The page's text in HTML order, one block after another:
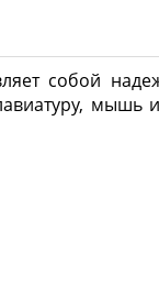
собой
мышь